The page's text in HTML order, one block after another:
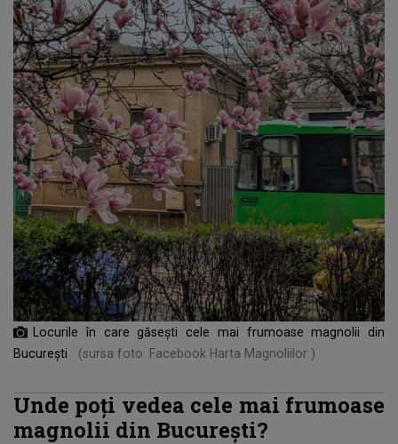
Locurile în care găsești cele mai frumoase magnolii din
București
(sursa foto: Facebook Harta Magnoliilor )
Unde poți vedea cele mai frumoase
magnolii din București?